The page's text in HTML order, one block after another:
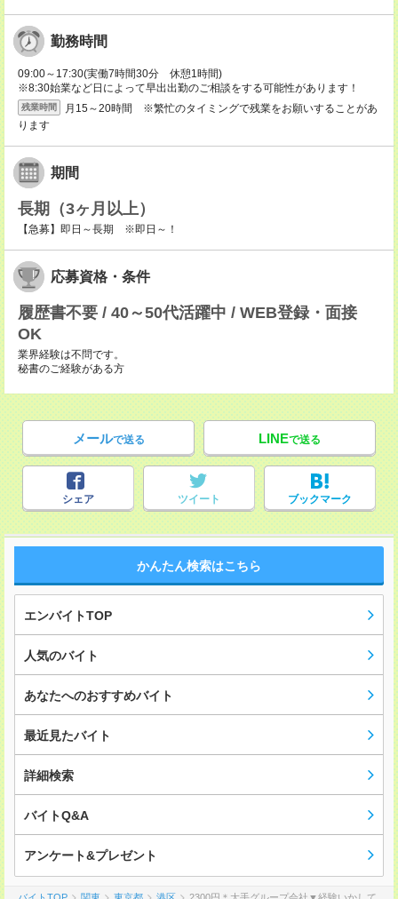
勤務時間
09:00～17:30(実働7時間30分 休憩1時間)
※8:30始業など日によって早出出勤のご相談をする可能性があります！
残業時間
月15～20時間 ※繁忙のタイミングで残業をお願いすることがあ
ります
期間
長期（3ヶ月以上）
【急募】即日～長期 ※即日～！
応募資格・条件
履歴書不要 / 40～50代活躍中 / WEB登録・面接
OK
業界経験は不問です。
秘書のご経験がある方
メールで送る LINEで送る
シェア ツイート ブックマーク
かんたん検索はこちら
エンバイトTOP
人気のバイト
あなたへのおすすめバイト
最近見たバイト
詳細検索
バイトQ&A
アンケート&プレゼント